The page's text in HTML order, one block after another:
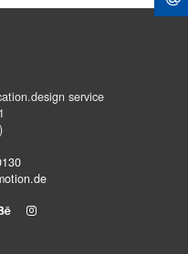
service